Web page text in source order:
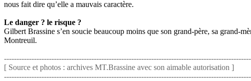
nous fait dire qu’elle a mauvais caractère.
Le danger ? le risque ?
Gilbert Brassine s’en soucie beaucoup moins que son grand-père, sa grand-
Montreuil.
[ Source et photos : archives MT.Brassine avec son aimable autorisation ]